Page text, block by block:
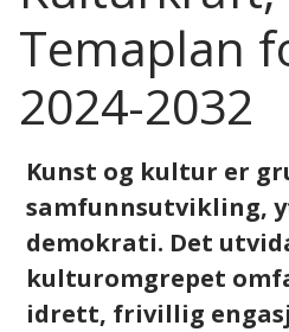
d
Temaplan
2024-2032
Kunst og kultur er
samfunnsutvikling,
demokrati. Det
kulturomgrepet
idrett, frivillig